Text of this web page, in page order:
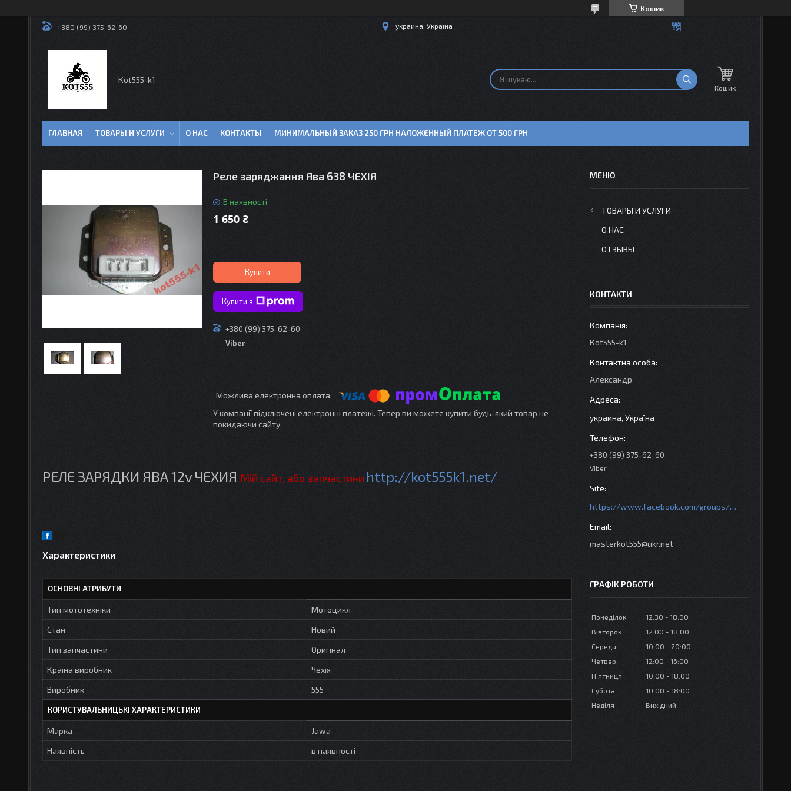
Кошик
+380 (99) 375-62-60 украина, Україна
Кot555-k1
Кошик
ГЛАВНАЯ ТОВАРЫ И УСЛУГИ О НАС КОНТАКТЫ МИНИМАЛЬНЫЙ ЗАКАЗ 250 ГРН НАЛОЖЕННЫЙ ПЛАТЕЖ ОТ 500 ГРН
Реле заряджання Ява 638 ЧЕХІЯ
В наявності
1 650 ₴
Купити
Купити з
+380 (99) 375-62-60
Viber
У компанії підключені електронні платежі. Тепер ви можете купити будь-який товар не
покидаючи сайту.
РЕЛЕ ЗАРЯДКИ ЯВА 12v ЧЕХИЯ Мій сайт, або запчастини http://kot555k1.net/
Характеристики
ОСНОВНІ АТРИБУТИ
Тип мототехніки
Мотоцикл
Стан
Новий
Тип запчастини
Оригінал
Країна виробник
Чехія
Виробник
555
КОРИСТУВАЛЬНИЦЬКІ ХАРАКТЕРИСТИКИ
Марка
Jawa
Наявність
в наявності
ТОВАРЫ И УСЛУГИ
О НАС
ОТЗЫВЫ
КОНТАКТИ
Кot555-k1
Александр
украина, Україна
+380 (99) 375-62-60
Viber
https://www.facebook.com/groups/httpsmotoshara.net
masterkot555@ukr.net
ГРАФІК РОБОТИ
Понеділок 12:30
18:00
Вівторок
12:00
18:00
Середа
10:00
20:00
Четвер
12:00
16:00
Пʼятниця
10:00
18:00
Субота
10:00
18:00
Неділя
Вихідний